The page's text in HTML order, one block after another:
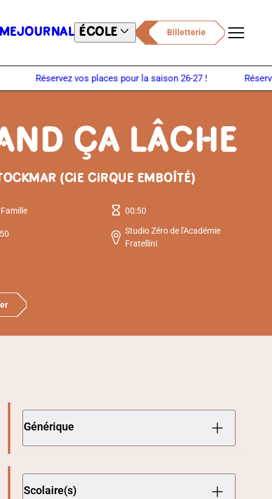
JOURNAL ÉCOLE Billetterie Menu
ÇA LÂCHE
(CIE CIRQUE EMBOÎTÉ)
00:50
Studio Zéro de l'Académie
Fratellini
Générique
Scolaire(s)